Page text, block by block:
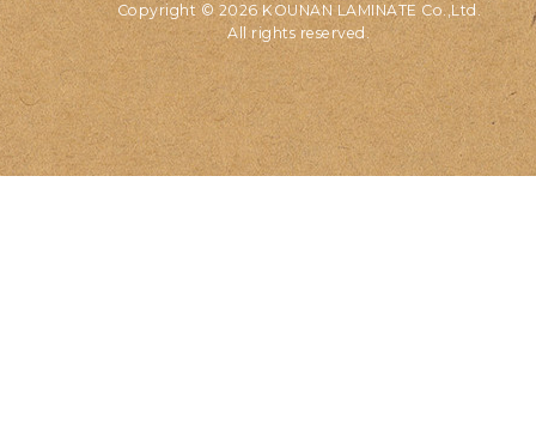
Copyright © 2026 KOUNAN LAMINATE Co.,Ltd.
All rights reserved.